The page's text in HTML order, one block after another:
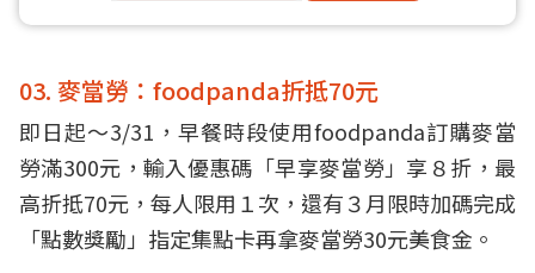
03. 麥當勞：foodpanda折抵70元
即日起～3/31，早餐時段使用foodpanda訂購麥當
勞滿300元，輸入優惠碼「早享麥當勞」享８折，最
高折抵70元，每人限用１次，還有３月限時加碼完成
「點數獎勵」指定集點卡再拿麥當勞30元美食金。